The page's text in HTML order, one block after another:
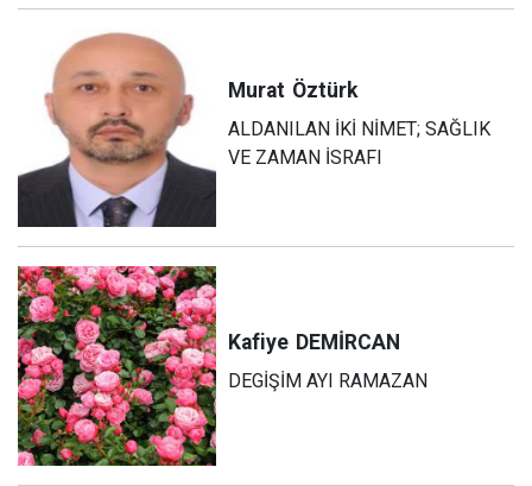
Murat Öztürk
ALDANILAN İKİ NİMET; SAĞLIK
VE ZAMAN İSRAFI
Kafiye DEMİRCAN
DEGİŞİM AYI RAMAZAN